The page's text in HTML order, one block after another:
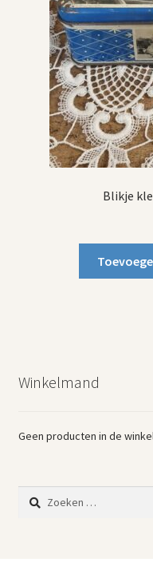
Blikje
Winkelmand
Geen producten in de
Zoeken
naar: